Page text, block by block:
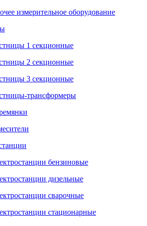
измерительное оборудование
1 секционные
2 секционные
3 секционные
трансформеры
бензиновые
дизельные
сварочные
стационарные